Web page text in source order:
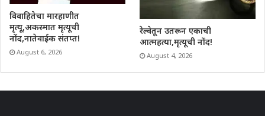
विवाहितेचा मारहाणीत
मृत्यू,अकस्मात मृत्यूची
नोंद,नातेवाईक संतप्त!
August 6, 2026
रेल्वेतून उतरून एकाची
आत्महत्या,मृत्यूची नोंद!
August 4, 2026